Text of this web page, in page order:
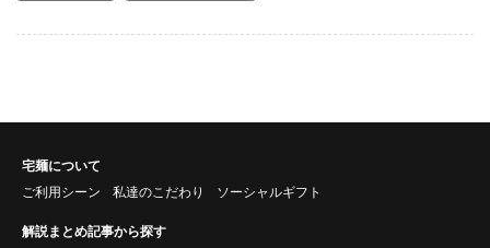
宅麺について
ご利用シーン
私達のこだわり ソーシャルギフト
解説まとめ記事から探す